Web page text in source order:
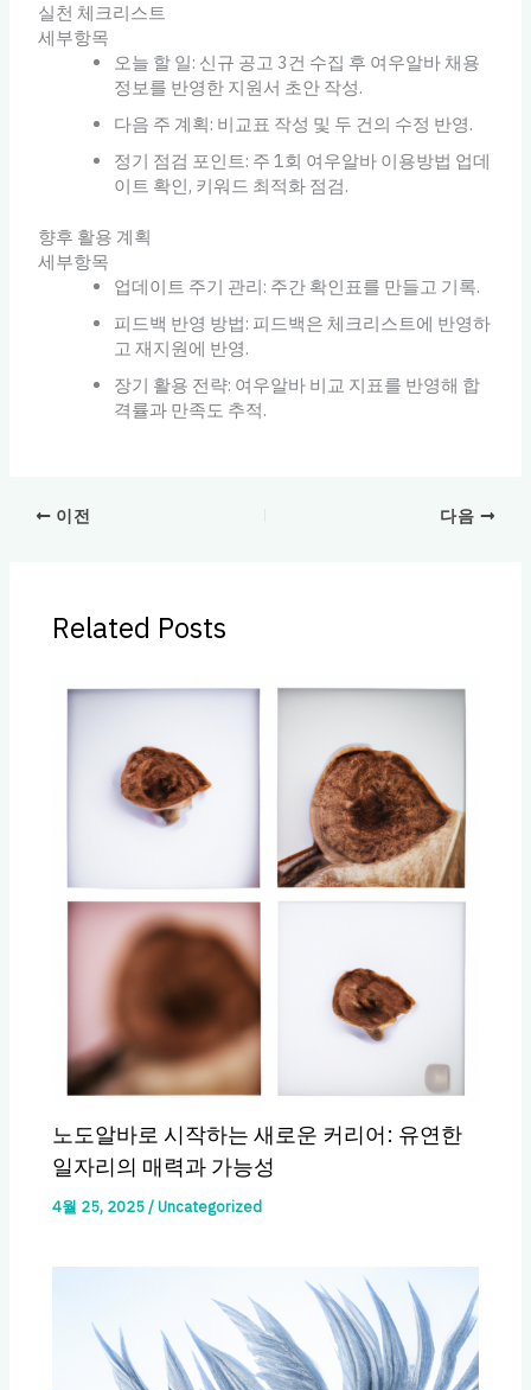
실천 체크리스트
세부항목
오늘 할 일: 신규 공고 3건 수집 후 여우알바 채용
정보를 반영한 지원서 초안 작성.
다음 주 계획: 비교표 작성 및 두 건의 수정 반영.
정기 점검 포인트: 주 1회 여우알바 이용방법 업데
이트 확인, 키워드 최적화 점검.
향후 활용 계획
세부항목
업데이트 주기 관리: 주간 확인표를 만들고 기록.
피드백 반영 방법: 피드백은 체크리스트에 반영하
고 재지원에 반영.
장기 활용 전략: 여우알바 비교 지표를 반영해 합
격률과 만족도 추적.
이전 다음
Related Posts
노도알바로 시작하는 새로운 커리어: 유연한
일자리의 매력과 가능성
4월 25, 2025/Uncategorized